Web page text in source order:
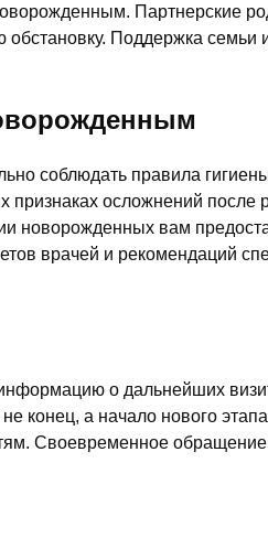
Партнерские
Поддержка семьи
соблюдать правила
осложнений
новорожденных вам
врачей и рекомендаций
о дальнейших
конец, а начало нового
Своевременное